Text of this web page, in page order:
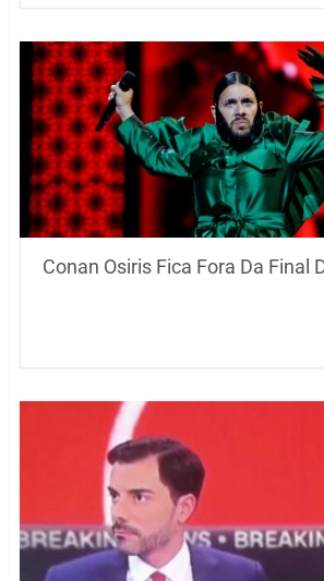
Conan Osiris Fica Fora Da Final